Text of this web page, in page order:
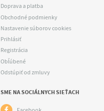
Doprava a platba
Obchodné podmienky
Nastavenie súborov cookies
Prihlásiť
Registrácia
Obľúbené
Odstúpiť od zmluvy
SME NA SOCIÁLNYCH SIEŤACH